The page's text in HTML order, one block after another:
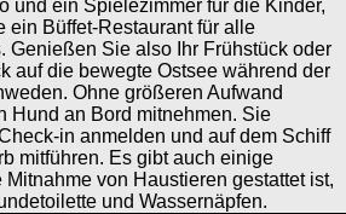
und ein Spielezimmer für die Kinder,
ein Büffet-Restaurant für alle
Genießen Sie also Ihr Frühstück oder
auf die bewegte Ostsee während der
Ohne größeren Aufwand
Hund an Bord mitnehmen. Sie
in anmelden und auf dem Schiff
mitführen. Es gibt auch einige
von Haustieren gestattet ist,
und Wassernäpfen.